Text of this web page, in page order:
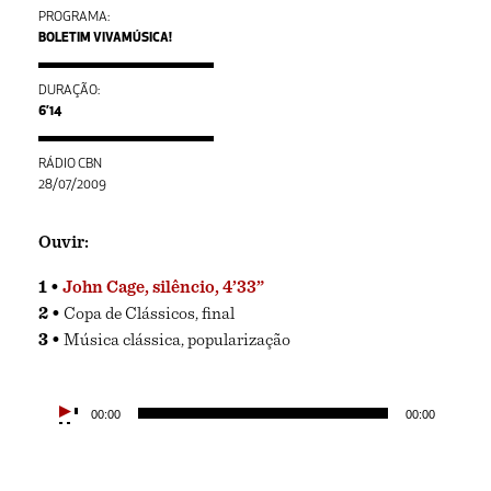
PROGRAMA:
BOLETIM VIVAMÚSICA!
DURAÇÃO:
6’14
RÁDIO CBN
28/07/2009
Ouvir:
John Cage, silêncio, 4’33”
Copa de Clássicos, final
Música clássica, popularização
Tocador
00:00 00:00